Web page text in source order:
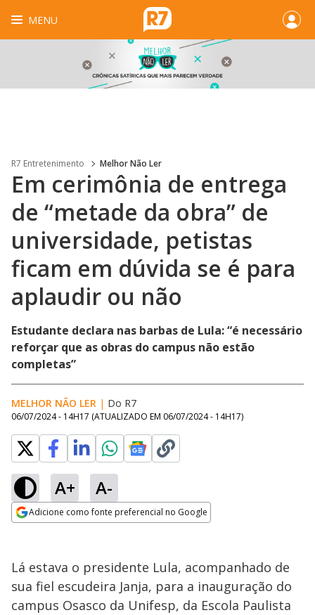
MENU
R7 Entretenimento Melhor Não Ler
Em cerimônia de entrega
de “metade da obra” de
universidade, petistas
ficam em dúvida se é para
aplaudir ou não
Estudante declara nas barbas de Lula: “é necessário
reforçar que as obras do campus não estão
completas”
MELHOR NÃO LER | Do R7
06/07/2024 - 14H17 (ATUALIZADO EM 06/07/2024 - 14H17)
A+ A-
Adicione como fonte preferencial no Google
Lá estava o presidente Lula, acompanhado de
sua fiel escudeira Janja, para a inauguração do
campus Osasco da Unifesp, da Escola Paulista